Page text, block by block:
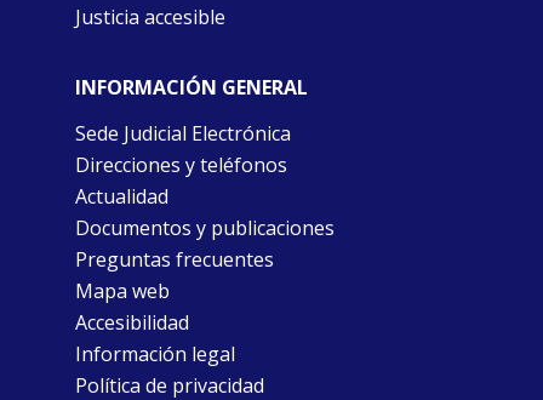
Justicia accesible
INFORMACIÓN GENERAL
Sede Judicial Electrónica
Direcciones y teléfonos
Actualidad
Documentos y publicaciones
Preguntas frecuentes
Mapa web
Accesibilidad
Información legal
Política de privacidad